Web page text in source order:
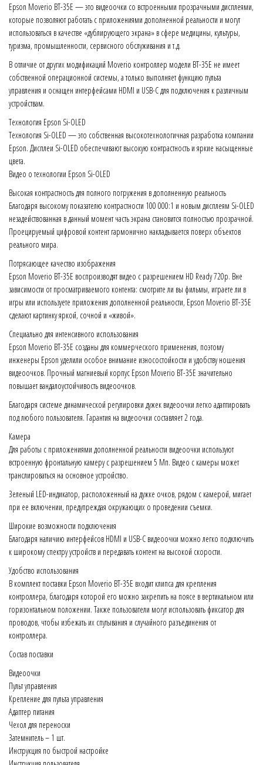
Epson Moverio BT-35E — это видеоочки со встроенными прозрачными дисплеями,
которые позволяют работать с приложениями дополненной реальности и могут
использоваться в качестве «дублирующего экрана» в сфере медицины, культуры,
туризма, промышленности, сервисного обслуживания и т.д.
В отличие от других модификаций Moverio контроллер модели BT-35E не имеет
собственной операционной системы, а только выполняет функцию пульта
управления и оснащен интерфейсами HDMI и USB-C для подключения к различным
устройствам.
Технология Epson Si-OLED
Технология Si-OLED — это собственная высокотехнологичная разработка компании
Epson. Дисплеи Si-OLED обеспечивают высокую контрастность и яркие насыщенные
цвета.
Видео о технологии Epson Si-OLED
Высокая контрастность для полного погружения в дополненную реальность
Благодаря высокому показателю контрастности 100 000:1 и новым дисплеям Si-OLED
незадействованная в данный момент часть экрана становится полностью прозрачной.
Проецируемый цифровой контент гармонично накладывается поверх объектов
реального мира.
Потрясающее качество изображения
Epson Moverio BT-35E воспроизводят видео с разрешением HD Ready 720p. Вне
зависимости от просматриваемого контента: смотрите ли вы фильмы, играете ли в
игры или используете приложения дополненной реальности, Epson Moverio BT-35E
сделают картинку яркой, сочной и «живой».
Специально для интенсивного использования
Epson Moverio BT-35E созданы для коммерческого применения, поэтому
инженеры Epson уделили особое внимание износостойкости и удобству ношения
видеоочков. Прочный магниевый корпус Epson Moverio BT-35E значительно
повышает вандалоустойчивость видеоочков.
Благодаря системе динамической регулировки дужек видеоочки легко адаптировать
под любого пользователя. Гарантия на видеоочки составляет 2 года.
Камера
Для работы с приложениями дополненной реальности видеоочки используют
встроенную фронтальную камеру с разрешением 5 Мп. Видео с камеры может
транслироваться на основное устройство.
Зеленый LED-индикатор, расположенный на дужке очков, рядом с камерой, мигает
при ее включении, предупреждая окружающих о проведении съемки.
Широкие возможности подключения
Благодаря наличию интерфейсов HDMI и USB-C видеоочки можно легко подключить
к широкому спектру устройств и передавать контент на высокой скорости.
Удобство использования
В комплект поставки Epson Moverio BT-35E входит клипса для крепления
контроллера, благодаря которой его можно закрепить на поясе в вертикальном или
горизонтальном положении. Также пользователи могут использовать фиксатор для
проводов, чтобы избежать их спутывания и случайного разъединения от
контроллера.
Состав поставки
Видеоочки
Пульт управления
Крепление для пульта управления
Адаптер питания
Чехол для переноски
Затемнитель – 1 шт.
Инструкция по быстрой настройке